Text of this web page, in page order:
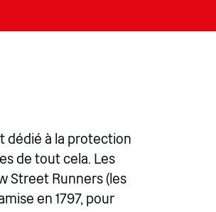
dédié à la protection
de tout cela. Les
Street Runners (les
en 1797, pour